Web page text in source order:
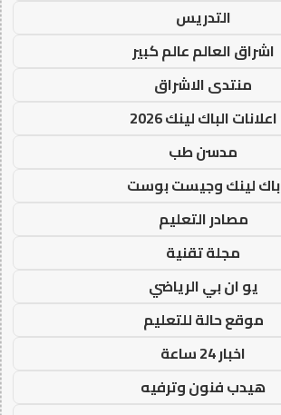
التدريس
اشراق العالم عالم كبير
منتدى الاشراق
اعلانات الباك لينك 2026
مدسن طب
باك لينك وجيست بوست
مصادر التعليم
مجلة تقنية
يو ان بي الرياضي
موقع حالة للتعليم
اخبار 24 ساعة
هيدب فنون وترفيه